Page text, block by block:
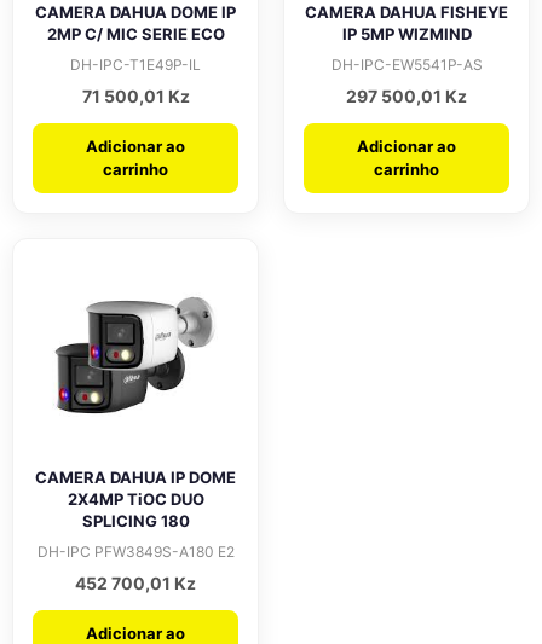
CAMERA DAHUA DOME IP
2MP C/ MIC SERIE ECO
DH-IPC-T1E49P-IL
71 500,01 Kz
Adicionar ao
carrinho
CAMERA DAHUA FISHEYE
IP 5MP WIZMIND
DH-IPC-EW5541P-AS
297 500,01 Kz
Adicionar ao
carrinho
CAMERA DAHUA IP DOME
2X4MP TiOC DUO
SPLICING 180
DH-IPC PFW3849S-A180 E2
452 700,01 Kz
Adicionar ao